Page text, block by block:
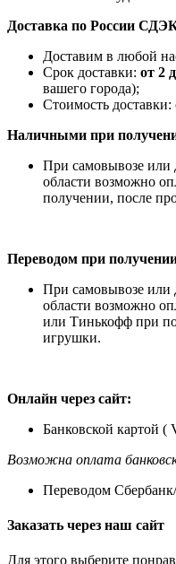
Доставка по России
Доставим в любой
Срок доставки: от 2
вашего города);
Стоимость доставки:
Наличными при
При самовывозе или
области возможно
получении, после
Переводом при
При самовывозе или
области возможно
или Тинькофф при
игрушки.
Онлайн через сайт:
Банковской картой
Возможна оплата
Переводом
Заказать через наш сайт
Для этого выберите